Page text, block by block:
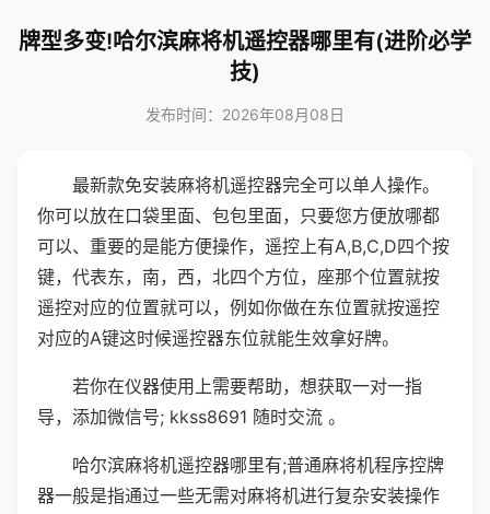
牌型多变!哈尔滨麻将机遥控器哪里有(进阶必学
技)
发布时间：2026年08月08日
最新款免安装麻将机遥控器完全可以单人操作。
你可以放在口袋里面、包包里面，只要您方便放哪都
可以、重要的是能方便操作，遥控上有A,B,C,D四个按
键，代表东，南，西，北四个方位，座那个位置就按
遥控对应的位置就可以，例如你做在东位置就按遥控
对应的A键这时候遥控器东位就能生效拿好牌。
若你在仪器使用上需要帮助，想获取一对一指
导，添加微信号; kkss8691 随时交流 。
哈尔滨麻将机遥控器哪里有;普通麻将机程序控牌
器一般是指通过一些无需对麻将机进行复杂安装操作